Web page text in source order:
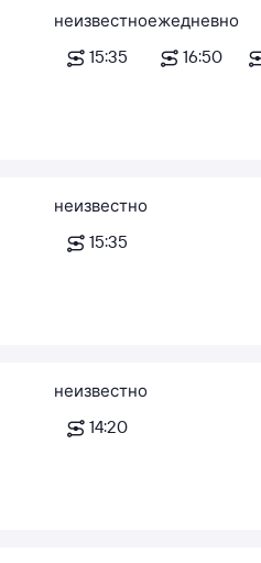
неизвестно
15:35
ежедневно
16:50
неизвестно
15:35
неизвестно
14:20